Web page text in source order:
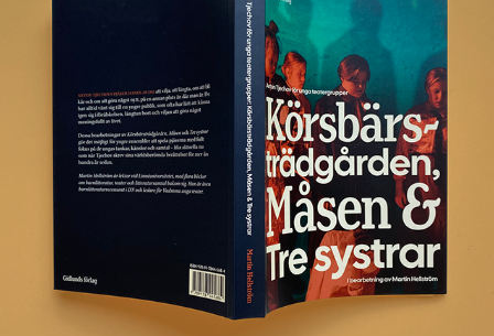
DRAMATIKSAMLING ANTON TJECHOV